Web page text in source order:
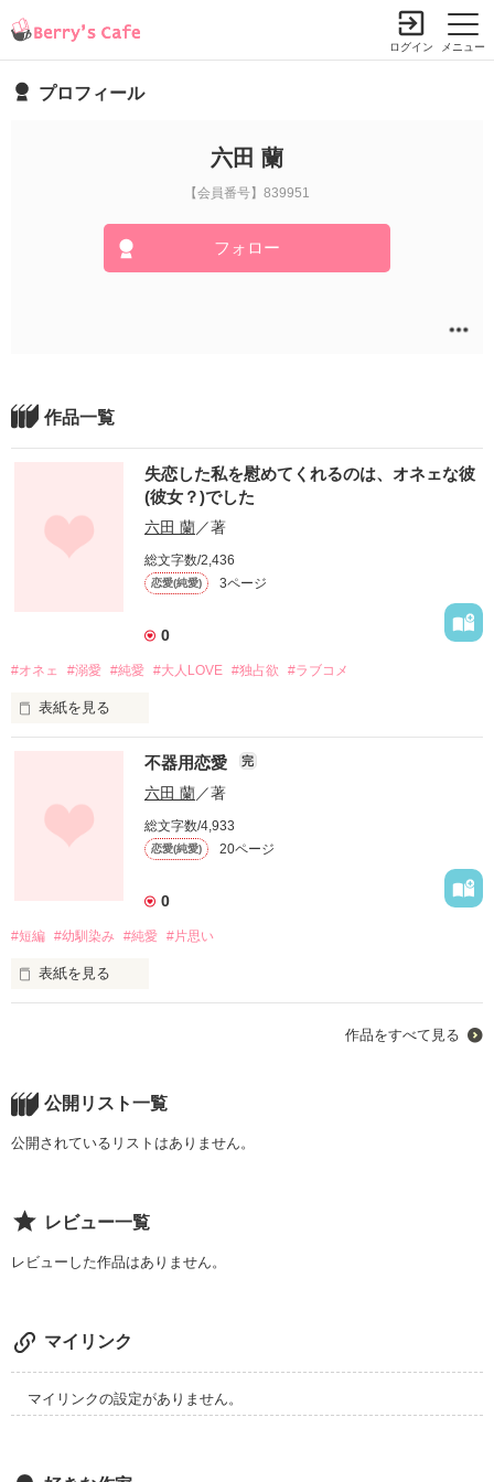
メニュー
ログイン
プロフィール
六田 蘭
【会員番号】839951
フォロー
作品一覧
失恋した私を慰めてくれるのは、オネェな彼
(彼女？)でした
六田 蘭／著
総文字数/2,436
恋愛(純愛) 3ページ
0
#オネェ #溺愛 #純愛 #大人LOVE #独占欲 #ラブコメ
表紙を見る
そう思っているのに、毎回恋は実らず
仕事でも平凡な営業マンでただの平社員
ヒロイン要素ゼロな私は、つい先日も
想い人に彼女が出来て呆気なく失恋
行きつけのバーで相変わらず嘆きながら
｢あら。わたしは可愛い女の子だと思ってるわよ｣
ちなみにオネェ口調
不器用恋愛 完
六田 蘭／著
総文字数/4,933
恋愛(純愛) 20ページ
0
#短編 #幼馴染み #純愛 #片思い
表紙を見る
抱いてしまったんだろう。
こんな、こんな感情がなければ、
私はあなたの側にいつまでもいられるのに。
作品をすべて見る
公開リスト一覧
公開されているリストはありません。
レビュー一覧
レビューした作品はありません。
マイリンク
マイリンクの設定がありません。